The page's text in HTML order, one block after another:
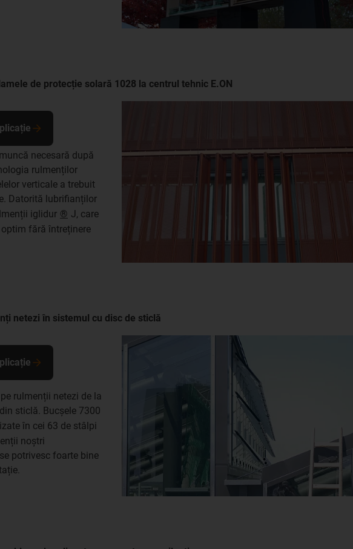
de protecție solară 1028 la centrul tehnic E.ON
necesară după
rulmenților
verticale a trebuit
Datorită lubrifianților
iglidur ® J, care
fără întreținere
netezi în sistemul cu disc de sticlă
rulmenții netezi de la
sticlă. Bucșele 7300
în cei 63 de stâlpi
noștri
potrivesc foarte bine